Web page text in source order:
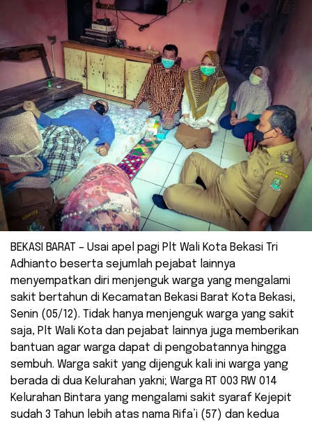
BEKASI BARAT – Usai apel pagi Plt Wali Kota Bekasi Tri
Adhianto beserta sejumlah pejabat lainnya
menyempatkan diri menjenguk warga yang mengalami
sakit bertahun di Kecamatan Bekasi Barat Kota Bekasi,
Senin (05/12). Tidak hanya menjenguk warga yang sakit
saja, Plt Wali Kota dan pejabat lainnya juga memberikan
bantuan agar warga dapat di pengobatannya hingga
sembuh. Warga sakit yang dijenguk kali ini warga yang
berada di dua Kelurahan yakni; Warga RT 003 RW 014
Kelurahan Bintara yang mengalami sakit syaraf Kejepit
sudah 3 Tahun lebih atas nama Rifa’i (57) dan kedua